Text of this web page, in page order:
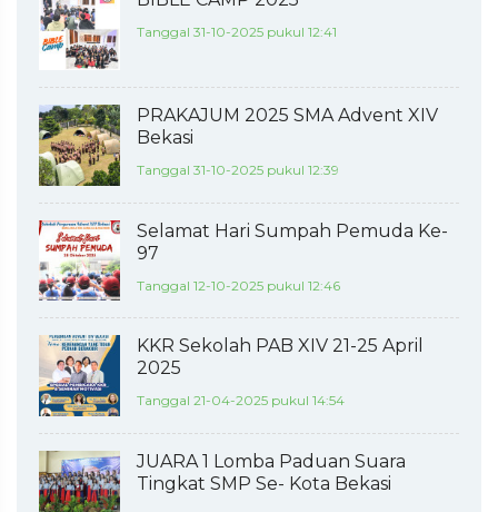
Tanggal 31-10-2025 pukul 12:41
PRAKAJUM 2025 SMA Advent XIV
Bekasi
Tanggal 31-10-2025 pukul 12:39
Selamat Hari Sumpah Pemuda Ke-
97
Tanggal 12-10-2025 pukul 12:46
KKR Sekolah PAB XIV 21-25 April
2025
Tanggal 21-04-2025 pukul 14:54
JUARA 1 Lomba Paduan Suara
Tingkat SMP Se- Kota Bekasi